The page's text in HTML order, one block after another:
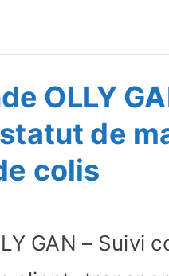
Suivre
OLLY
de
colis
GAN – Suivi